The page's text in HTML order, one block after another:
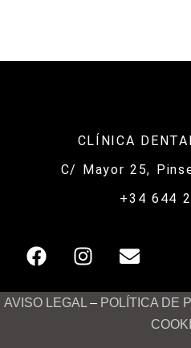
CLÍNICA
C/ Mayor 25,
+34 644
F
a
e
I
n
t
E
n
e
AVISO LEGAL – POLÍTICA DE